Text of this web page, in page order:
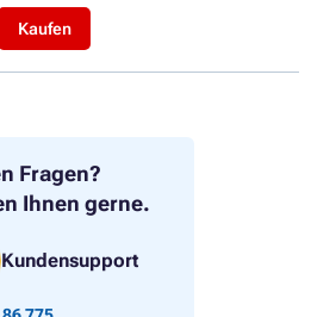
Fragen?
Ihnen gerne.
Kundensupport
Kaufen